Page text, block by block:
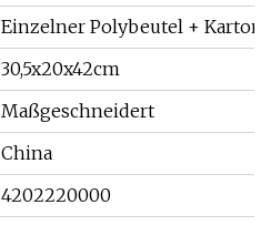
Einzelner Polybeutel + Karton
30,5x20x42cm
Maßgeschneidert
China
4202220000